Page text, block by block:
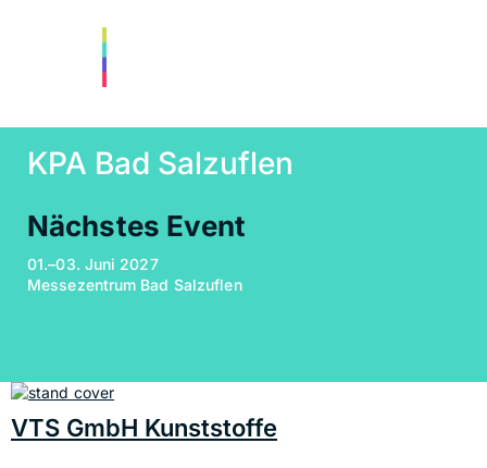
KPA Bad Salzuflen
Nächstes Event
01.–03. Juni 2027
Messezentrum Bad Salzuflen
VTS GmbH Kunststoffe